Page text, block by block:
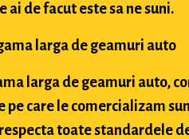
ai de facut este sa ne suni.
larga de geamuri auto
larga de geamuri auto,
pe care le comercializam
toate standardele